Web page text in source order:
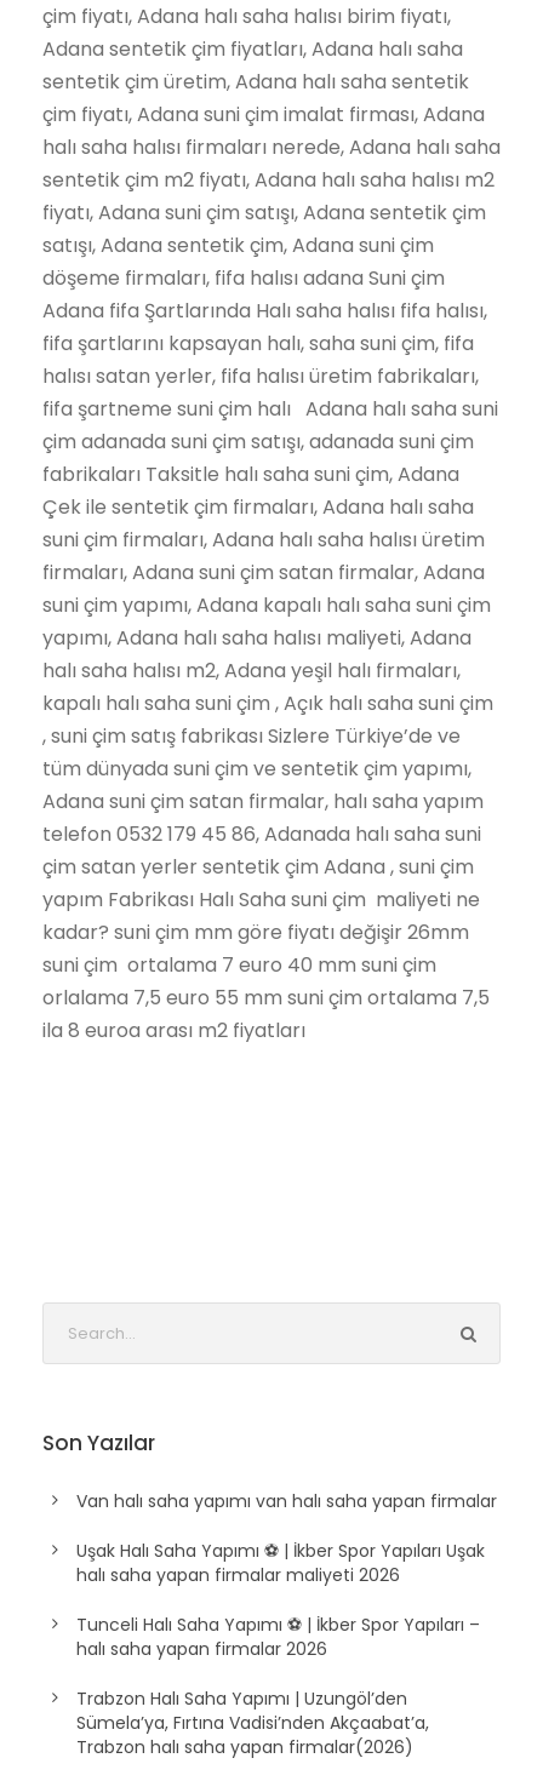
çim fiyatı, Adana halı saha halısı birim fiyatı,
Adana sentetik çim fiyatları, Adana halı saha
sentetik çim üretim, Adana halı saha sentetik
çim fiyatı, Adana suni çim imalat firması, Adana
halı saha halısı firmaları nerede, Adana halı saha
sentetik çim m2 fiyatı, Adana halı saha halısı m2
fiyatı, Adana suni çim satışı, Adana sentetik çim
satışı, Adana sentetik çim, Adana suni çim
döşeme firmaları, fifa halısı adana Suni çim
Adana fifa Şartlarında Halı saha halısı fifa halısı,
fifa şartlarını kapsayan halı, saha suni çim, fifa
halısı satan yerler, fifa halısı üretim fabrikaları,
fifa şartneme suni çim halı Adana halı saha suni
çim adanada suni çim satışı, adanada suni çim
fabrikaları Taksitle halı saha suni çim, Adana
Çek ile sentetik çim firmaları, Adana halı saha
suni çim firmaları, Adana halı saha halısı üretim
firmaları, Adana suni çim satan firmalar, Adana
suni çim yapımı, Adana kapalı halı saha suni çim
yapımı, Adana halı saha halısı maliyeti, Adana
halı saha halısı m2, Adana yeşil halı firmaları,
kapalı halı saha suni çim , Açık halı saha suni çim
, suni çim satış fabrikası Sizlere Türkiye’de ve
tüm dünyada suni çim ve sentetik çim yapımı,
Adana suni çim satan firmalar, halı saha yapım
telefon 0532 179 45 86, Adanada halı saha suni
çim satan yerler sentetik çim Adana , suni çim
yapım Fabrikası Halı Saha suni çim maliyeti ne
kadar? suni çim mm göre fiyatı değişir 26mm
suni çim ortalama 7 euro 40 mm suni çim
orlalama 7,5 euro 55 mm suni çim ortalama 7,5
ila 8 euroa arası m2 fiyatları
Son Yazılar
Van halı saha yapımı van halı saha yapan firmalar
Uşak Halı Saha Yapımı ⚽ | İkber Spor Yapıları Uşak
halı saha yapan firmalar maliyeti 2026
Tunceli Halı Saha Yapımı ⚽ | İkber Spor Yapıları –
halı saha yapan firmalar 2026
Trabzon Halı Saha Yapımı | Uzungöl’den
Sümela’ya, Fırtına Vadisi’nden Akçaabat’a,
Trabzon halı saha yapan firmalar(2026)